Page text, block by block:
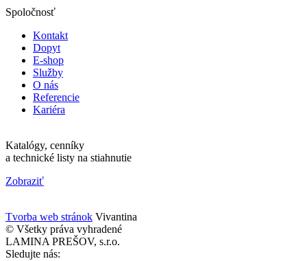
Spoločnosť
Kontakt
Dopyt
E-shop
Služby
O nás
Referencie
Kariéra
Katalógy, cenníky
a technické listy na stiahnutie
Zobraziť
Tvorba web stránok Vivantina
© Všetky práva vyhradené
LAMINA PREŠOV, s.r.o.
Sledujte nás: